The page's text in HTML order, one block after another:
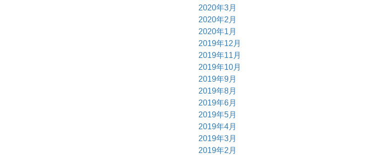
2020年3月
2020年2月
2020年1月
2019年12月
2019年11月
2019年10月
2019年9月
2019年8月
2019年6月
2019年5月
2019年4月
2019年3月
2019年2月